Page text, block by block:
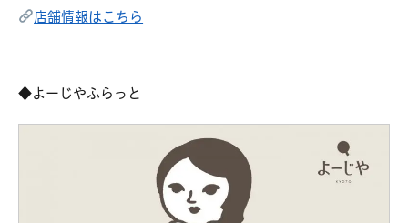
店舗情報はこちら
◆よーじやふらっと